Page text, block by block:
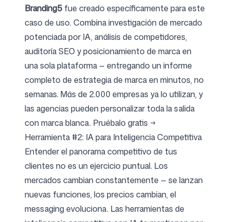
Branding5 fue creado específicamente para este
caso de uso. Combina investigación de mercado
potenciada por IA, análisis de competidores,
auditoría SEO y posicionamiento de marca en
una sola plataforma — entregando un informe
completo de estrategia de marca en minutos, no
semanas. Más de 2.000 empresas ya lo utilizan, y
las agencias pueden personalizar toda la salida
con marca blanca. Pruébalo gratis →
Herramienta #2: IA para Inteligencia Competitiva
Entender el panorama competitivo de tus
clientes no es un ejercicio puntual. Los
mercados cambian constantemente — se lanzan
nuevas funciones, los precios cambian, el
messaging evoluciona. Las herramientas de